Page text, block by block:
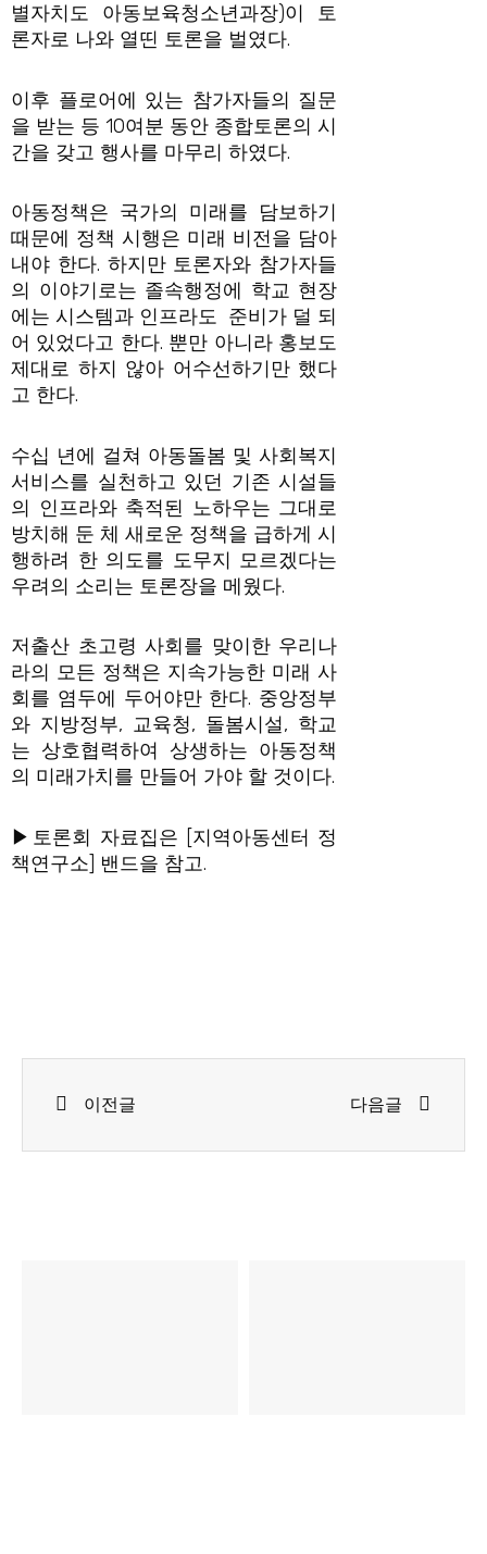
별자치도 아동보육청소년과장)이 토
론자로 나와 열띤 토론을 벌였다.
이후 플로어에 있는 참가자들의 질문
을 받는 등 10여분 동안 종합토론의 시
간을 갖고 행사를 마무리 하였다.
아동정책은 국가의 미래를 담보하기
때문에 정책 시행은 미래 비전을 담아
내야 한다. 하지만 토론자와 참가자들
의 이야기로는 졸속행정에 학교 현장
에는 시스템과 인프라도 준비가 덜 되
어 있었다고 한다. 뿐만 아니라 홍보도
제대로 하지 않아 어수선하기만 했다
고 한다.
수십 년에 걸쳐 아동돌봄 및 사회복지
서비스를 실천하고 있던 기존 시설들
의 인프라와 축적된 노하우는 그대로
방치해 둔 체 새로운 정책을 급하게 시
행하려 한 의도를 도무지 모르겠다는
우려의 소리는 토론장을 메웠다.
저출산 초고령 사회를 맞이한 우리나
라의 모든 정책은 지속가능한 미래 사
회를 염두에 두어야만 한다. 중앙정부
와 지방정부, 교육청, 돌봄시설, 학교
는 상호협력하여 상생하는 아동정책
의 미래가치를 만들어 가야 할 것이다.
▶토론회 자료집은 [지역아동센터 정
책연구소] 밴드을 참고.
이전글 다음글